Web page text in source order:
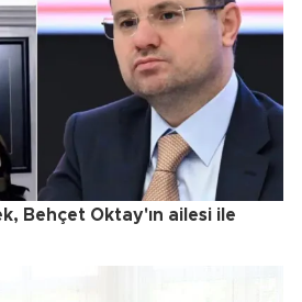
Behçet Oktay'ın ailesi ile